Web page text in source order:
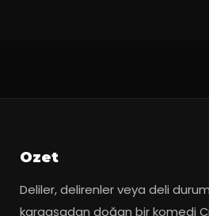
Ozet
Deliler, delirenler veya deli
kargaşadan doğan bir komedi